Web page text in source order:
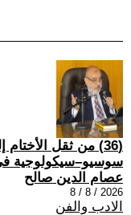
(36) من ثقل
سوسيو–سيكولوجية
عصام الدين صالح
2026 / 8 / 8
الادب والفن